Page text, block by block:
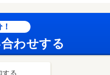
わせする
する